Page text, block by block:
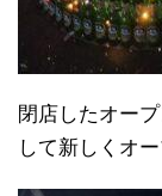
閉店したオー
して新しくオー